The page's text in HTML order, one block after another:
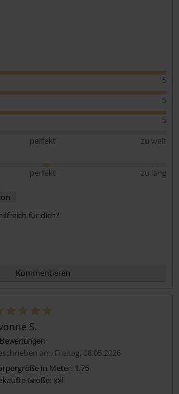
5
5
5
perfekt
zu weit
perfekt zu lang
für dich?
Kommentieren
S.
am: Freitag, 08.05.2026
in Meter: 1.75
Größe: xxl